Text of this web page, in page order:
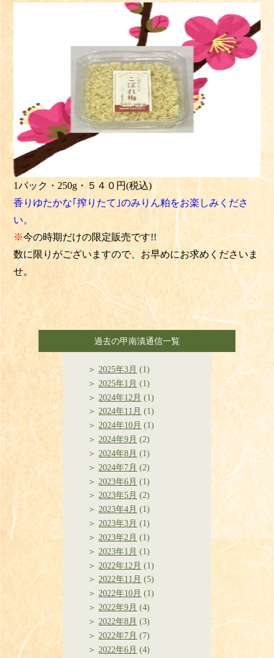
1パック・250g・５４０円(税込)
香りゆたかな｢搾りたて｣のみりん粕をお楽しみくださ
い。
※今の時期だけの限定販売です!!
数に限りがございますので、お早めにお求めくださいま
せ。
過去の甲南漬通信一覧
2025年3月 (1)
2025年1月 (1)
2024年12月 (1)
2024年11月 (1)
2024年10月 (1)
2024年9月 (2)
2024年8月 (1)
2024年7月 (2)
2023年6月 (1)
2023年5月 (2)
2023年4月 (1)
2023年3月 (1)
2023年2月 (1)
2023年1月 (1)
2022年12月 (1)
2022年11月 (5)
2022年10月 (1)
2022年9月 (4)
2022年8月 (3)
2022年7月 (7)
2022年6月 (4)